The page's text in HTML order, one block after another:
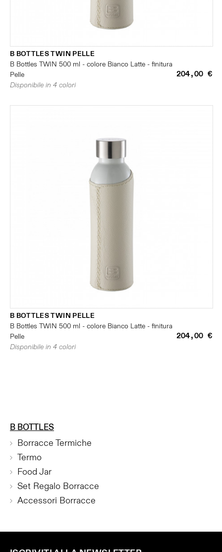
B BOTTLES TWIN PELLE
B Bottles TWIN 500 ml - colore Bianco Latte - finitura
Pelle
204,00 €
Disponibile in 4 colori
B BOTTLES TWIN PELLE
B Bottles TWIN 500 ml - colore Bianco Latte - finitura
Pelle
204,00 €
Disponibile in 4 colori
B BOTTLES
Borracce Termiche
Termo
Food Jar
Set Regalo Borracce
Accessori Borracce